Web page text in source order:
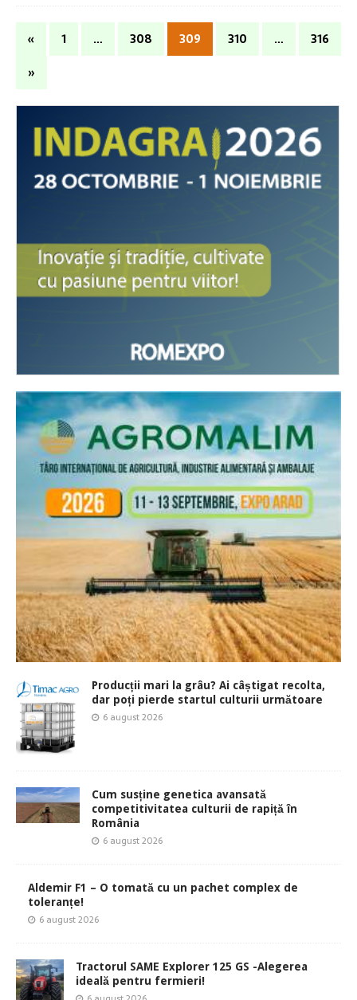
« 1 … 308 309 310 …
316
»
Producții mari la grâu? Ai câștigat recolta,
dar poți pierde startul culturii următoare
6 august 2026
Cum susține genetica avansată
competitivitatea culturii de rapiță în
România
6 august 2026
Aldemir F1 – O tomată cu un pachet complex de
toleranțe!
6 august 2026
Tractorul SAME Explorer 125 GS -Alegerea
ideală pentru fermieri!